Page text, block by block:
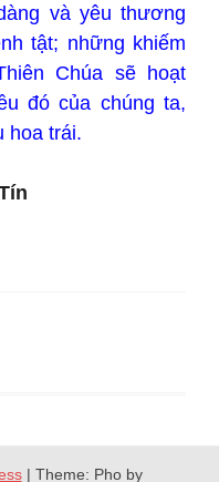
và yêu thương
tật; những khiếm
Chúa sẽ hoạt
đó của chúng ta,
hoa trái.
| Theme: Pho by